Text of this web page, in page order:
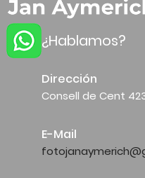
¿Hablamos?
Dirección
Consell de Cent
E-Mail